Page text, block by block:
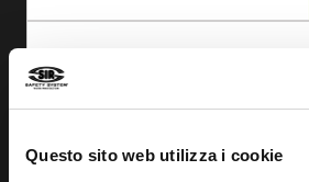
Questo sito web utilizza i cookie
CLOG BRERA
MB1415